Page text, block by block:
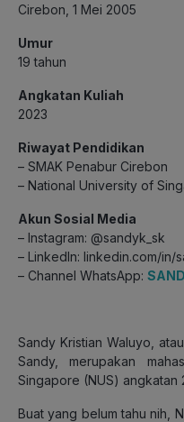
Cirebon, 1 Mei 2005
Umur
19 tahun
Angkatan Kuliah
2023
Riwayat Pendidikan
– SMAK Penabur Cirebon
– National University of
Akun Sosial Media
– Instagram: @sandyk_sk
– LinkedIn: linkedin.com/in/
– Channel WhatsApp:
Sandy Kristian Waluyo,
Sandy, merupakan
Singapore (NUS) angkatan
Buat yang belum tahu nih,